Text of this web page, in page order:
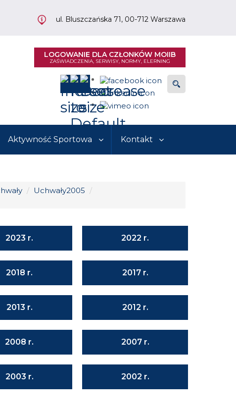
ul. Bluszczańska 71, 00-712 Warszawa
LOGOWANIE DLA CZŁONKÓW MOIIB
ZAŚWIADCZENIA, SERWISY, NORMY, ELERNING
Szukaj...
Aktywność Sportowa Kontakt
/ Uchwały2005 /
2023 r. 2022 r.
2018 r. 2017 r.
2013 r. 2012 r.
2008 r. 2007 r.
2003 r. 2002 r.